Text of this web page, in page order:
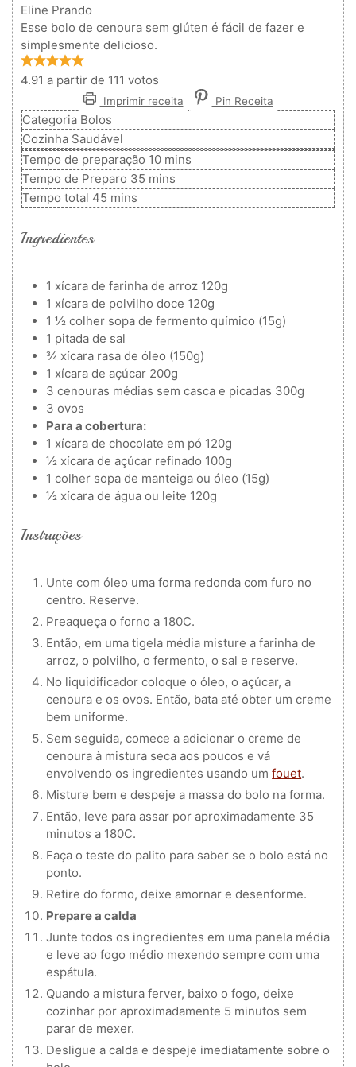
Eline Prando
Esse bolo de cenoura sem glúten é fácil de fazer e
simplesmente delicioso.
4.91 a partir de 111 votos
Imprimir receita Pin Receita
Categoria Bolos
Cozinha Saudável
Tempo de preparação 10minutos
mins
Tempo de Preparo 35 minutos
mins
Tempo total 45 minutos
mins
Ingredientes
1 xícara de farinha de arroz 120g
1 xícara de polvilho doce 120g
1 ½ colher sopa de fermento químico (15g)
1 pitada de sal
¾ xícara rasa de óleo (150g)
1 xícara de açúcar 200g
3 cenouras médias sem casca e picadas 300g
3 ovos
Para a cobertura:
1 xícara de chocolate em pó 120g
½ xícara de açúcar refinado 100g
1 colher sopa de manteiga ou óleo (15g)
½ xícara de água ou leite 120g
Instruções
Unte com óleo uma forma redonda com furo no
centro. Reserve.
Preaqueça o forno a 180C.
Então, em uma tigela média misture a farinha de
arroz, o polvilho, o fermento, o sal e reserve.
No liquidificador coloque o óleo, o açúcar, a
cenoura e os ovos. Então, bata até obter um creme
bem uniforme.
Sem seguida, comece a adicionar o creme de
cenoura à mistura seca aos poucos e vá
envolvendo os ingredientes usando umfouet.
Misture bem e despeje a massa do bolo na forma.
Então, leve para assar por aproximadamente 35
minutos a 180C.
Faça o teste do palito para saber se o bolo está no
ponto.
Retire do formo, deixe amornar e desenforme.
Prepare a calda
Junte todos os ingredientes em uma panela média
e leve ao fogo médio mexendo sempre com uma
espátula.
Quando a mistura ferver, baixo o fogo, deixe
cozinhar por aproximadamente 5 minutos sem
parar de mexer.
Desligue a calda e despeje imediatamente sobre o